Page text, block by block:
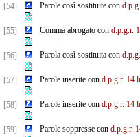
[54] Parole così sostituite con
[55] Comma abrogato con d.p.g.r.
[56] Parola così sostituita con
[57] Parole inserite con d.p.g.r. 14
[58] Parole inserite con d.p.g.r. 14
[59] Parole soppresse con d.p.g.r.